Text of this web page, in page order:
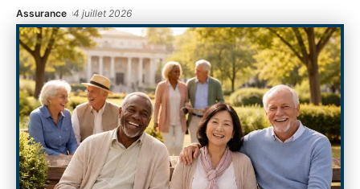
Assurance 4 juillet 2026